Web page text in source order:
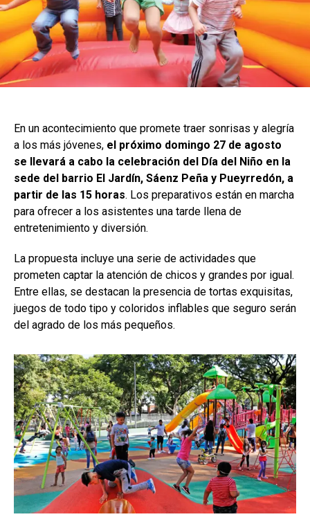
En un acontecimiento que promete traer sonrisas y alegría
a los más jóvenes, el próximo domingo 27 de agosto
se llevará a cabo la celebración del Día del Niño en la
sede del barrio El Jardín, Sáenz Peña y Pueyrredón, a
partir de las 15 horas. Los preparativos están en marcha
para ofrecer a los asistentes una tarde llena de
entretenimiento y diversión.
La propuesta incluye una serie de actividades que
prometen captar la atención de chicos y grandes por igual.
Entre ellas, se destacan la presencia de tortas exquisitas,
juegos de todo tipo y coloridos inflables que seguro serán
del agrado de los más pequeños.